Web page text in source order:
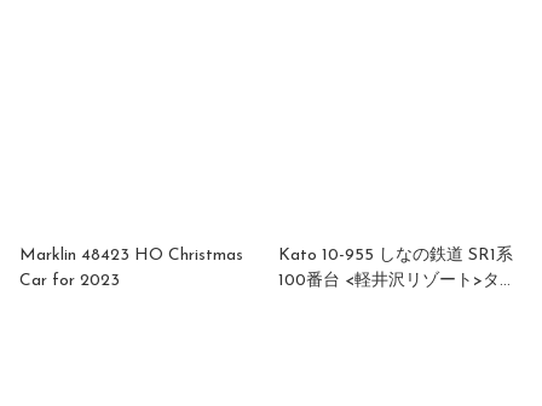
Marklin 48423 HO Christmas
Car for 2023
Kato 10-955 しなの鉄道 SR1系
100番台 <軽井沢リゾート>タイ